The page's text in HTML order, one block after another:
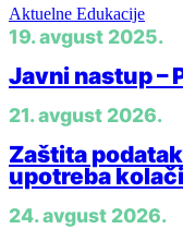
Aktuelne Edukacije
19. avgust 2025.
Javni nastup –
21. avgust 2026.
Zaštita
upotreba
24. avgust 2026.